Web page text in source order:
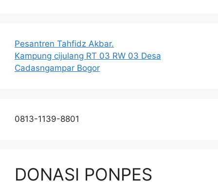
Pesantren Tahfidz Akbar.
Kampung cijulang RT 03 RW 03 Desa
Cadasngampar Bogor
0813-1139-8801
DONASI PONPES